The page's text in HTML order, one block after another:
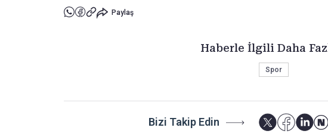
Paylaş
Haberle İlgili Daha
Spor
Bizi Takip Edin